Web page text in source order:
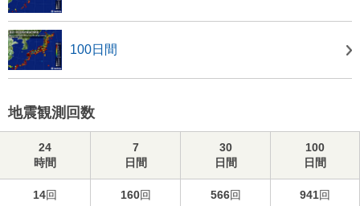
100日間
地震観測回数
24
時間
7
日間
30
日間
100
日間
14回 160回 566回 941回